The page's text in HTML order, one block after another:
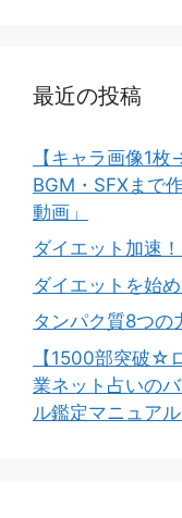
最近の投稿
【キャラ画像1
BGM・SFXまで
動画」
ダイエット加速
ダイエットを始
タンパク質8つの
【1500部突破☆
業ネット占いの
ル鑑定マニュアル